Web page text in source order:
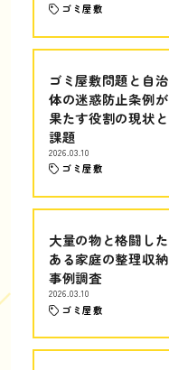
ゴミ屋敷
ゴミ屋敷問題と自治
体の迷惑防止条例が
果たす役割の現状と
課題
2026.03.10
ゴミ屋敷
大量の物と格闘した
ある家庭の整理収納
事例調査
2026.03.10
ゴミ屋敷